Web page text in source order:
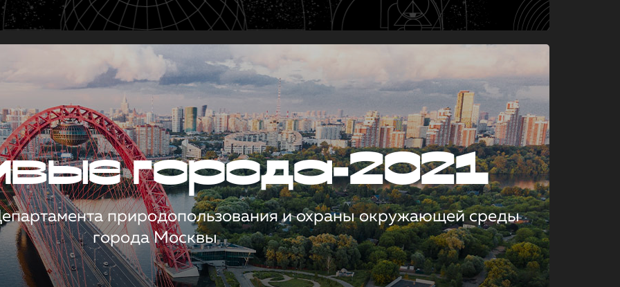
города-2021
природопользования и охраны окружающей среды
города Москвы